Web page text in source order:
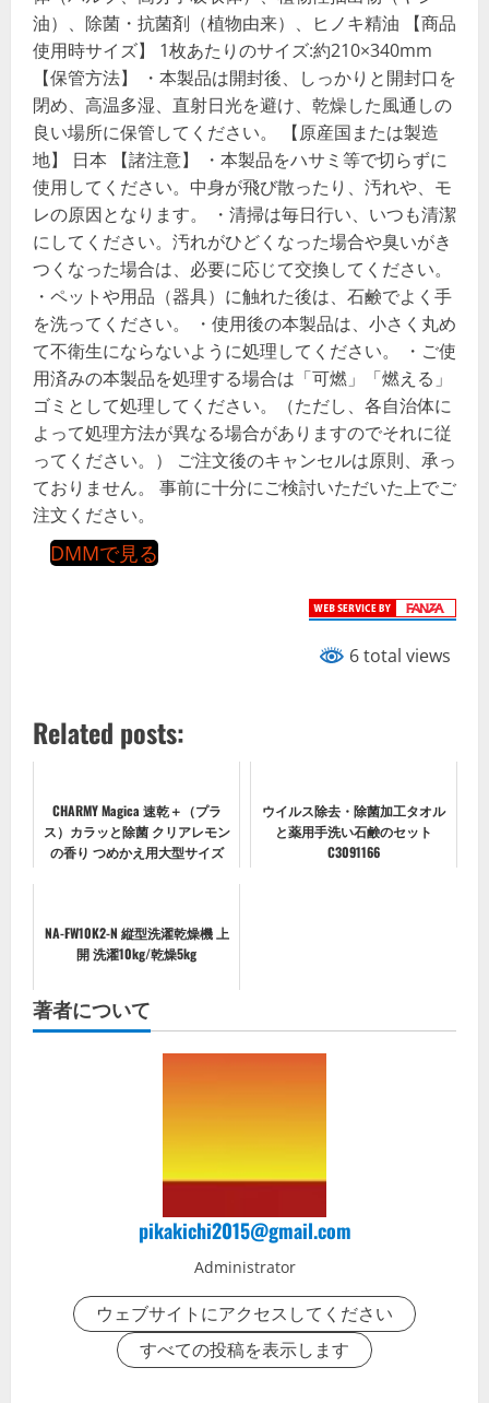
油）、除菌・抗菌剤（植物由来）、ヒノキ精油 【商品
使用時サイズ】 1枚あたりのサイズ:約210×340mm
【保管方法】 ・本製品は開封後、しっかりと開封口を
閉め、高温多湿、直射日光を避け、乾燥した風通しの
良い場所に保管してください。 【原産国または製造
地】 日本 【諸注意】 ・本製品をハサミ等で切らずに
使用してください。中身が飛び散ったり、汚れや、モ
レの原因となります。 ・清掃は毎日行い、いつも清潔
にしてください。汚れがひどくなった場合や臭いがき
つくなった場合は、必要に応じて交換してください。
・ペットや用品（器具）に触れた後は、石鹸でよく手
を洗ってください。 ・使用後の本製品は、小さく丸め
て不衛生にならないように処理してください。 ・ご使
用済みの本製品を処理する場合は「可燃」「燃える」
ゴミとして処理してください。（ただし、各自治体に
よって処理方法が異なる場合がありますのでそれに従
ってください。） ご注文後のキャンセルは原則、承っ
ておりません。 事前に十分にご検討いただいた上でご
注文ください。
DMMで見る
6 total views
Related posts:
CHARMY Magica 速乾＋（プラ
ス）カラッと除菌 クリアレモン
の香り つめかえ用大型サイズ
ウイルス除去・除菌加工タオル
と薬用手洗い石鹸のセット
C3091166
NA-FW10K2-N 縦型洗濯乾燥機 上
開 洗濯10kg/乾燥5kg
著者について
pikakichi2015@gmail.com
Administrator
ウェブサイトにアクセスしてください
すべての投稿を表示します